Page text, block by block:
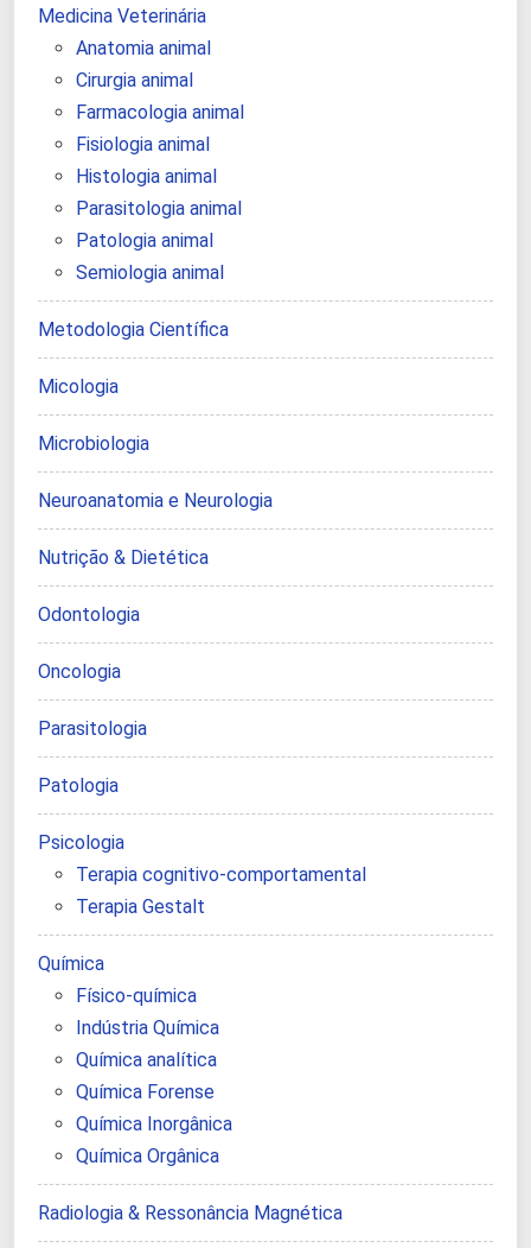
Medicina Veterinária
Anatomia animal
Cirurgia animal
Farmacologia animal
Fisiologia animal
Histologia animal
Parasitologia animal
Patologia animal
Semiologia animal
Metodologia Científica
Micologia
Microbiologia
Neuroanatomia e Neurologia
Nutrição & Dietética
Odontologia
Oncologia
Parasitologia
Patologia
Psicologia
Terapia cognitivo-comportamental
Terapia Gestalt
Química
Físico-química
Indústria Química
Química analítica
Química Forense
Química Inorgânica
Química Orgânica
Radiologia & Ressonância Magnética